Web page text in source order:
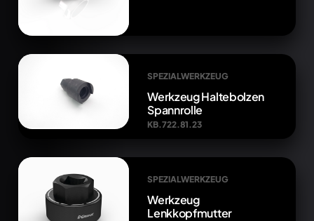
SPEZIALWERKZEUG
Werkzeug Haltebolzen
Spannrolle
KB.722.81.23
SPEZIALWERKZEUG
Werkzeug
Lenkkopfmutter